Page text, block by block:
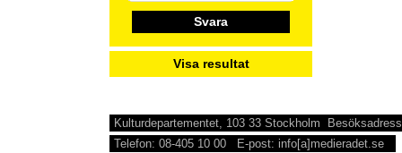
Svara
Visa resultat
Kulturdepartementet, 103 33 Stockholm
Telefon: 08-405 10 00 E-post: info[a]medieradet.se